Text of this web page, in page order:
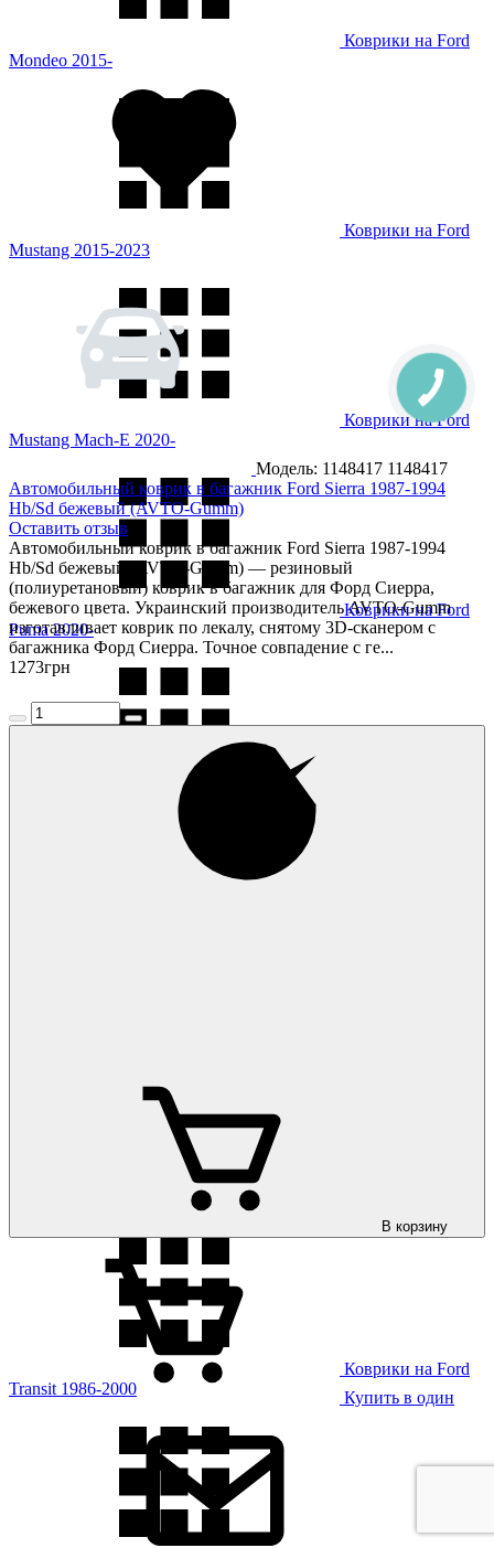
Коврики на Ford
Mondeo 2015-
Коврики на Ford
Mustang 2015-2023
Коврики на Ford
Mustang Mach-E 2020-
Коврики на Ford
Puma 2020-
Коврики на Ford
Transit 1986-2000
Модель: 1148417 1148417
Автомобильный коврик в багажник Ford Sierra 1987-1994
Hb/Sd бежевый (AVTO-Gumm)
Оставить отзыв
Автомобильный коврик в багажник Ford Sierra 1987-1994
Hb/Sd бежевый (AVTO-Gumm) — резиновый
(полиуретановый) коврик в багажник для Форд Сиерра,
бежевого цвета. Украинский производитель AVTO-Gumm
изготавливает коврик по лекалу, снятому 3D-сканером с
багажника Форд Сиерра. Точное совпадение с ге...
1273грн
В корзину
Купить в один